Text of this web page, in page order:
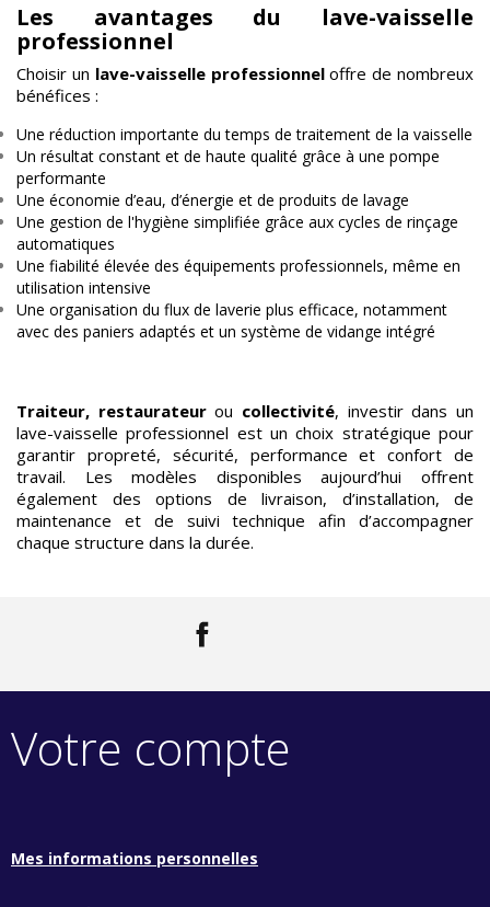
Les avantages du lave-vaisselle
professionnel
Choisir un lave-vaisselle professionneloffre de nombreux
bénéfices :
Une réduction importante du temps de traitement de la vaisselle
Un résultat constant et de haute qualité grâce à une pompe
performante
Une économie d’eau, d’énergie et de produits de lavage
Une gestion de l'hygiène simplifiée grâce aux cycles de rinçage
automatiques
Une fiabilité élevée des équipements professionnels, même en
utilisation intensive
Une organisation du flux de laverie plus efficace, notamment
avec des paniers adaptés et un système de vidange intégré
Traiteur, restaurateurou collectivité, investir dans un
lave-vaisselle professionnel est un choix stratégique pour
garantir propreté, sécurité, performance et confort de
travail. Les modèles disponibles aujourd’hui offrent
également des options de livraison, d’installation, de
maintenance et de suivi technique afin d’accompagner
chaque structure dans la durée.
Votre compte
Mes informations personnelles